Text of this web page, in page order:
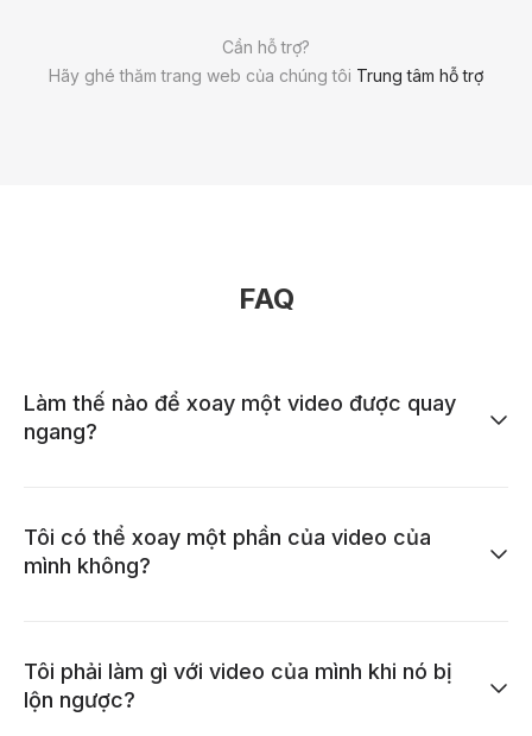
Cần hỗ trợ?
Hãy ghé thăm trang web của chúng tôi Trung tâm hỗ trợ
FAQ
Làm thế nào để xoay một video được quay
ngang?
Tôi có thể xoay một phần của video của
mình không?
Tôi phải làm gì với video của mình khi nó bị
lộn ngược?